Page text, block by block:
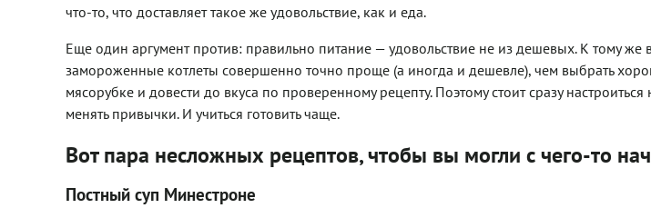
что-то, что доставляет такое же удовольствие, как и еда.
Еще один аргумент против: правильно питание — удовольствие не из дешевых. К тому же
замороженные котлеты совершенно точно проще (а иногда и дешевле), чем выбрать
мясорубке и довести до вкуса по проверенному рецепту. Поэтому стоит сразу настроиться
менять привычки. И учиться готовить чаще.
Вот пара несложных рецептов, чтобы вы могли с чего-то
Постный суп Минестроне